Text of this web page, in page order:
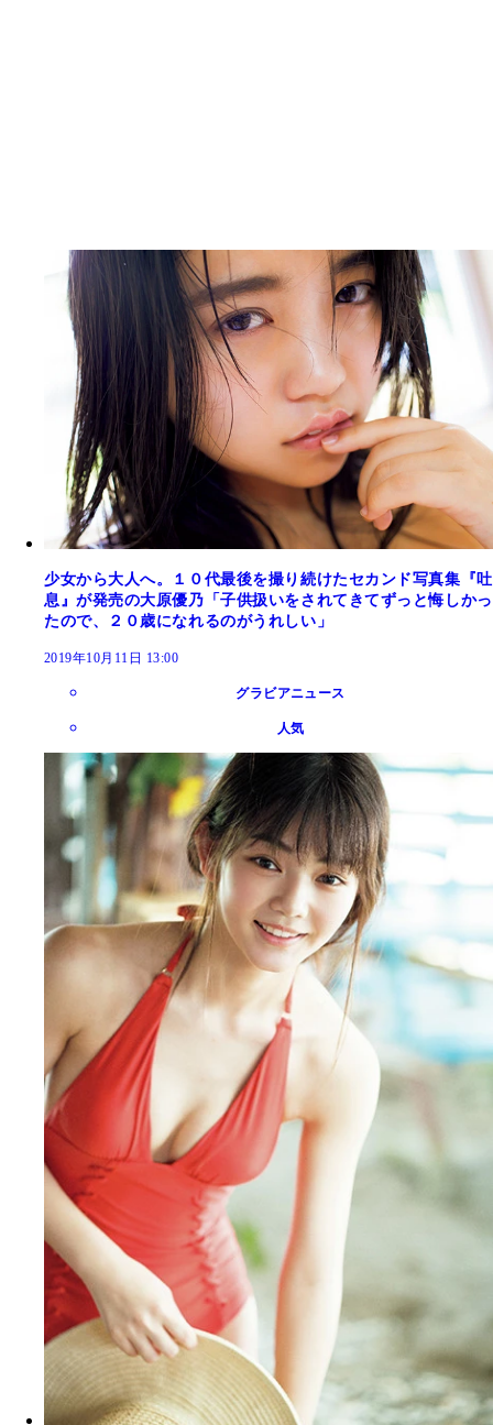
少女から大人へ。１０代最後を撮り続けたセカンド写真集『吐
息』が発売の大原優乃「子供扱いをされてきてずっと悔しかっ
たので、２０歳になれるのがうれしい」
2019年10月11日 13:00
グラビアニュース
人気